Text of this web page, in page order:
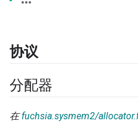
协议
分配器
在fuchsia.sysmem2/